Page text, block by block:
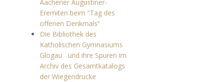
Aachener Augustiner-
Eremiten beim “Tag des
offenen Denkmals”
Die Bibliothek des
Katholischen Gymnasiums
Glogau und ihre Spuren im
Archiv des Gesamtkatalogs
der Wiegendrucke